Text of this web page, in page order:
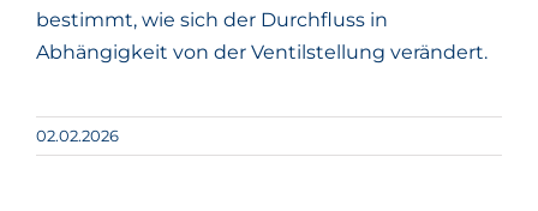
bestimmt, wie sich der Durchfluss in
Abhängigkeit von der Ventilstellung verändert.
02.02.2026